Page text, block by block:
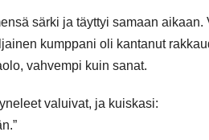
särki ja täyttyi samaan
kumppani oli kantanut
vahvempi kuin sanat.
valuivat, ja kuiskasi: